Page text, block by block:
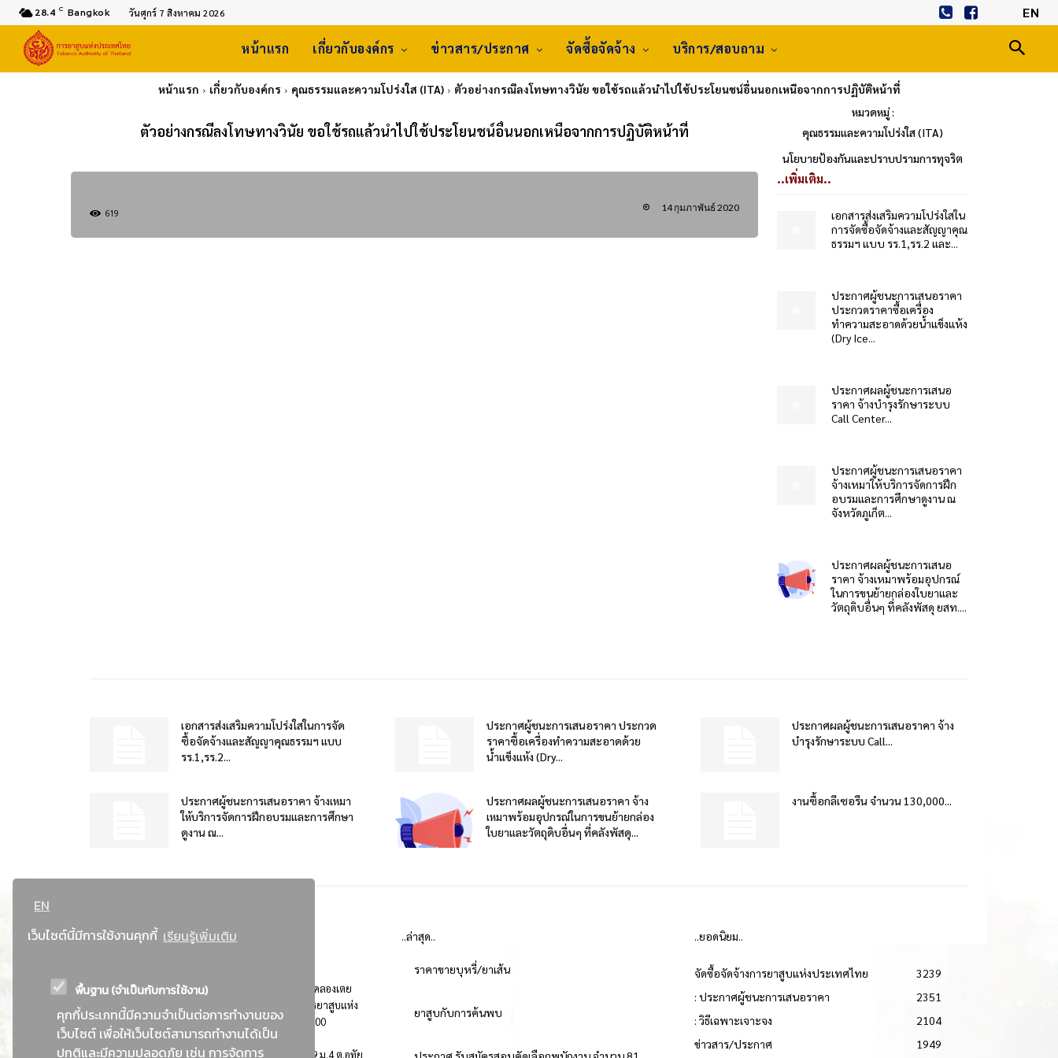
EN
เว็บไซต์นี้มีการใช้งานคุกกี้ เรียนรู้เพิ่มเติม
พื้นฐาน (จำเป็นกับการใช้งาน)
คุกกี้ประเภทนี้มีความจำเป็นต่อการทำงานของ
เว็บไซต์ เพื่อให้เว็บไซต์สามารถทำงานได้เป็น
ปกติและมีความปลอดภัย เช่น การจัดการ
28.4 C Bangkok วันศุกร์ 7 สิงหาคม 2026 EN
หน้าแรก เกี่ยวกับองค์กร ข่าวสาร/ประกาศ จัดซื้อจัดจ้าง บริการ/สอบถาม
หน้าแรก เกี่ยวกับองค์กร คุณธรรมและความโปร่งใส (ITA) ตัวอย่างกรณีลงโทษทางวินัย ขอใช้รถแล้วนำไปใช้ประโยนชน์อื่นนอกเหนือจากการปฏิบัติหน้าที่
ตัวอย่างกรณีลงโทษทางวินัย ขอใช้รถแล้วนำไปใช้ประโยนชน์อื่นนอกเหนือจากการปฏิบัติหน้าที่
หมวดหมู่ :
คุณธรรมและความโปร่งใส (ITA)
นโยบายป้องกันและปราบปรามการทุจริต
619 14 กุมภาพันธ์ 2020
..เพิ่มเติม..
เอกสารส่งเสริมความโปร่งใสใน
การจัดซื้อจัดจ้างและสัญญาคุณ
ธรรมฯ แบบ รร.1,รร.2 และ...
ประกาศผู้ชนะการเสนอราคา
ประกวดราคาซื้อเครื่อง
ทำความสะอาดด้วยน้ำแข็งแห้ง
(Dry Ice...
ประกาศผลผู้ชนะการเสนอ
ราคา จ้างบำรุงรักษาระบบ
Call Center...
ประกาศผู้ชนะการเสนอราคา
จ้างเหมาให้บริการจัดการฝึก
อบรมและการศึกษาดูงาน ณ
จังหวัดภูเก็ต...
ประกาศผลผู้ชนะการเสนอ
ราคา จ้างเหมาพร้อมอุปกรณ์
ในการขนย้ายกล่องใบยาและ
วัตถุดิบอื่นๆ ที่คลังพัสดุ ยสท....
เอกสารส่งเสริมความโปร่งใสในการจัด
ซื้อจัดจ้างและสัญญาคุณธรรมฯ แบบ
รร.1,รร.2...
ประกาศผู้ชนะการเสนอราคา ประกวด
ราคาซื้อเครื่องทำความสะอาดด้วย
น้ำแข็งแห้ง (Dry...
ประกาศผลผู้ชนะการเสนอราคา จ้าง
บำรุงรักษาระบบ Call...
ประกาศผู้ชนะการเสนอราคา จ้างเหมา
ให้บริการจัดการฝึกอบรมและการศึกษา
ดูงาน ณ...
ประกาศผลผู้ชนะการเสนอราคา จ้าง
เหมาพร้อมอุปกรณ์ในการขนย้ายกล่อง
ใบยาและวัตถุดิบอื่นๆ ที่คลังพัสดุ...
งานซื้อกลีเซอรีน จำนวน 130,000...
ที่อยู่ : 184 ถนนพระรามที่ 4 แขวงคลองเตย เขตคลองเตย
กรุงเทพมหานคร 10110 ติดต่อประชาสัมพันธ์ การยาสูบแห่ง
ประเทศไทย Call center โทร. 0-2229-1000
การยาสูบแห่งประเทศไทย พระนครศรีอยุธยา : 999 ม.4 ต.อุทัย
..ล่าสุด..
ราคาขายบุหรี่/ยาเส้น
ยาสูบกับการค้นพบ
..ยอดนิยม..
จัดซื้อจัดจ้างการยาสูบแห่งประเทศไทย
3239
: ประกาศผู้ชนะการเสนอราคา
2351
: วิธีเฉพาะเจาะจง
2104
ข่าวสาร/ประกาศ
1949